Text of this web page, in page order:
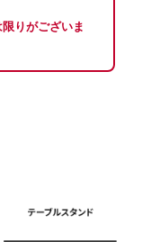
りがございま